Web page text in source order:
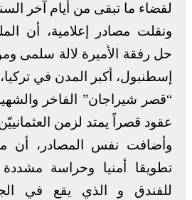
لقضاء ما تبقى من أيام آخر
ونقلت مصادر إعلامية، أن
حل رفقة الأميرة لالة سلمى
إسطنبول، أكبر المدن في
“قصر شيراجان” الفاخر
عقود قصراً يمتد لزمن
وأضافت نفس المصادر، أن
تطويقا أمنيا وحراسة
للفندق و الذي يقع في